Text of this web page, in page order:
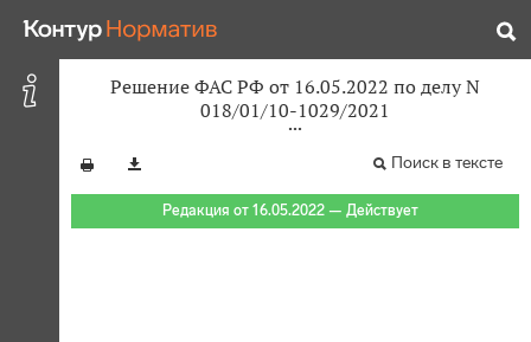
Решение ФАС РФ от 16.05.2022 по делу N
018/01/10-1029/2021
Поиск в тексте
Редакция от 16.05.2022 — Действует